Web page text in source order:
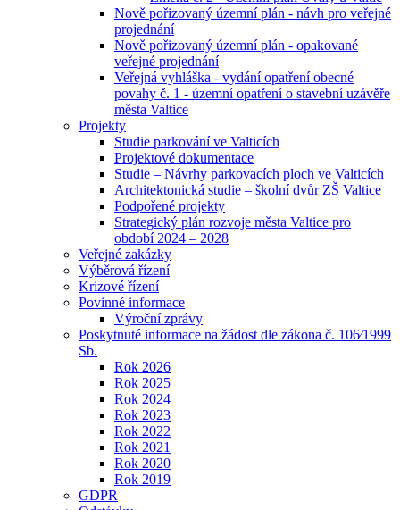
Nově pořizovaný územní plán - návh pro veřejné
projednání
Nově pořizovaný územní plán - opakované
veřejné projednání
Veřejná vyhláška - vydání opatření obecné
povahy č. 1 - územní opatření o stavební uzávěře
města Valtice
Projekty
Studie parkování ve Valticích
Projektové dokumentace
Studie – Návrhy parkovacích ploch ve Valticích
Architektonická studie – školní dvůr ZŠ Valtice
Podpořené projekty
Strategický plán rozvoje města Valtice pro
období 2024 – 2028
Veřejné zakázky
Výběrová řízení
Krizové řízení
Povinné informace
Výroční zprávy
Poskytnuté informace na žádost dle zákona č. 106⁄1999
Sb.
Rok 2026
Rok 2025
Rok 2024
Rok 2023
Rok 2022
Rok 2021
Rok 2020
Rok 2019
GDPR